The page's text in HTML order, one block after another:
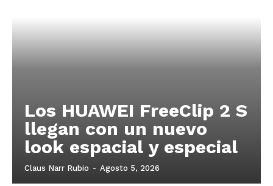
Los HUAWEI FreeClip 2 S
llegan con un nuevo
look espacial y especial
Claus Narr Rubio - Agosto 5, 2026